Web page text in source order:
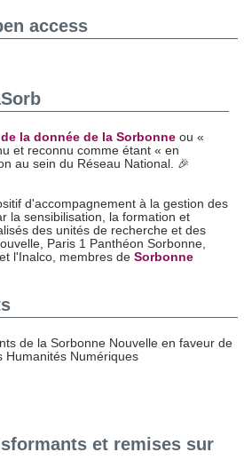
access
la donnée de la Sorbonne ou «
et reconnu comme étant « en
au sein du Réseau National. 🎉
d'accompagnement à la gestion des
la sensibilisation, la formation et
des unités de recherche et des
Paris 1 Panthéon Sorbonne,
l'Inalco, membres de Sorbonne
de la Sorbonne Nouvelle en faveur de
Humanités Numériques
et remises sur